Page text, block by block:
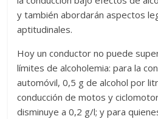
y también abordarán aspectos
aptitudinales.
Hoy un conductor no puede
límites de alcoholemia: para la
automóvil, 0,5 g de alcohol por
conducción de motos y
disminuye a 0,2 g/l; y para